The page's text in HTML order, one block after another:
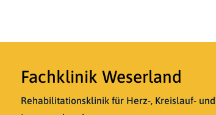
Fachklinik Weserland
Rehabilitationsklinik für Herz-, Kreislauf- und